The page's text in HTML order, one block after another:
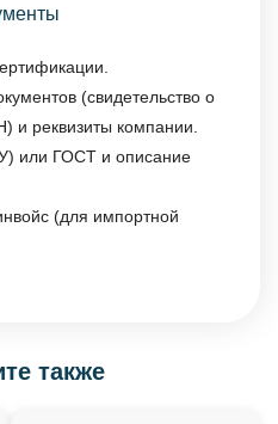
(свидетельство о
и реквизиты компании.
или ГОСТ и описание
(для импортной
также